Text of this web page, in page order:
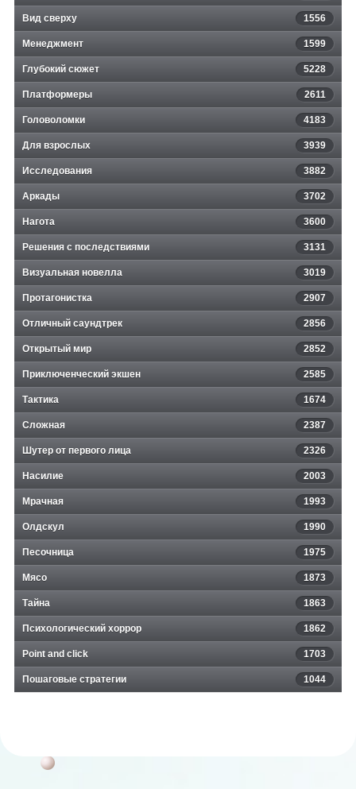
Вид сверху 1556
Менеджмент 1599
Глубокий сюжет 5228
Платформеры 2611
Головоломки 4183
Для взрослых 3939
Исследования 3882
Аркады 3702
Нагота 3600
Решения с последствиями 3131
Визуальная новелла 3019
Протагонистка 2907
Отличный саундтрек 2856
Открытый мир 2852
Приключенческий экшен 2585
Тактика 1674
Сложная 2387
Шутер от первого лица 2326
Насилие 2003
Мрачная 1993
Олдскул 1990
Песочница 1975
Мясо 1873
Тайна 1863
Психологический хоррор 1862
Point and click 1703
Пошаговые стратегии 1044